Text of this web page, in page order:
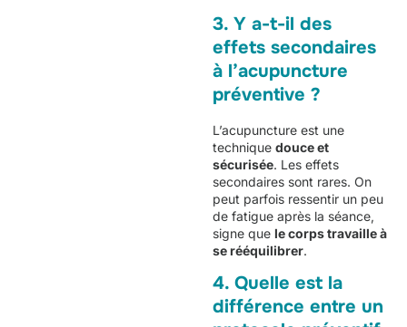
3. Y a-t-il des
effets secondaires
à l’acupuncture
préventive ?
L’acupuncture est une
technique douce et
sécurisée. Les effets
secondaires sont rares. On
peut parfois ressentir un peu
de fatigue après la séance,
signe que le corps travaille à
se rééquilibrer.
4. Quelle est la
différence entre un